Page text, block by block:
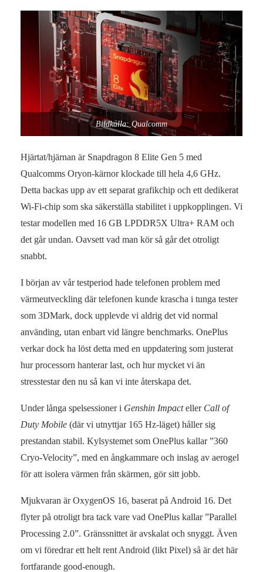
Bildkälla: Qualcomm
Hjärtat/hjärnan är Snapdragon 8 Elite Gen 5 med
Qualcomms Oryon-kärnor klockade till hela 4,6 GHz.
Detta backas upp av ett separat grafikchip och ett dedikerat
Wi-Fi-chip som ska säkerställa stabilitet i uppkopplingen. Vi
testar modellen med 16 GB LPDDR5X Ultra+ RAM och
det går undan. Oavsett vad man kör så går det otroligt
snabbt.
I början av vår testperiod hade telefonen problem med
värmeutveckling där telefonen kunde krascha i tunga tester
som 3DMark, dock upplevde vi aldrig det vid normal
använding, utan enbart vid längre benchmarks. OnePlus
verkar dock ha löst detta med en uppdatering som justerat
hur processorn hanterar last, och hur mycket vi än
stresstestar den nu så kan vi inte återskapa det.
Under långa spelsessioner i Genshin Impacteller Call of
Duty Mobile (där vi utnyttjar 165 Hz-läget) håller sig
prestandan stabil. Kylsystemet som OnePlus kallar ”360
Cryo-Velocity”, med en ångkammare och inslag av aerogel
för att isolera värmen från skärmen, gör sitt jobb.
Mjukvaran är OxygenOS 16, baserat på Android 16. Det
flyter på otroligt bra tack vare vad OnePlus kallar ”Parallel
Processing 2.0”. Gränssnittet är avskalat och snyggt. Även
om vi föredrar ett helt rent Android (likt Pixel) så är det här
fortfarande good-enough.